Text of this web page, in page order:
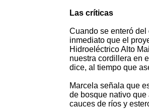
Las críticas
Cuando se enteró
inmediato que el
Hidroeléctrico Alto
nuestra cordillera en
dice, al tiempo que
Marcela señala que
de bosque nativo
cauces de ríos y